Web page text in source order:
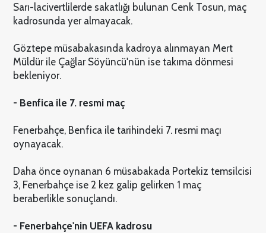
Sarı-lacivertlilerde sakatlığı bulunan Cenk Tosun, maç
kadrosunda yer almayacak.
Göztepe müsabakasında kadroya alınmayan Mert
Müldür ile Çağlar Söyüncü'nün ise takıma dönmesi
bekleniyor.
- Benfica ile 7. resmi maç
Fenerbahçe, Benfica ile tarihindeki 7. resmi maçı
oynayacak.
Daha önce oynanan 6 müsabakada Portekiz temsilcisi
3, Fenerbahçe ise 2 kez galip gelirken 1 maç
beraberlikle sonuçlandı.
- Fenerbahçe'nin UEFA kadrosu